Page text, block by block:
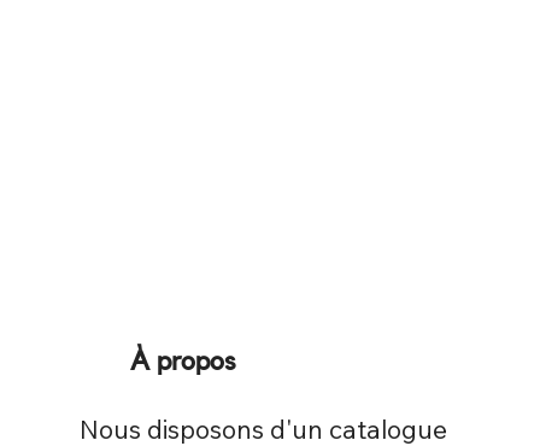
À propos
Nous disposons d'un catalogue